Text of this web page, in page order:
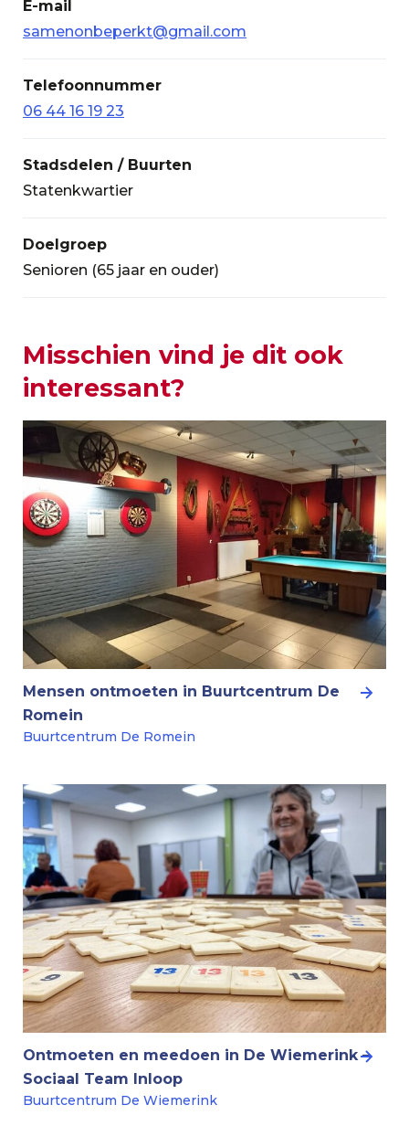
E-mail
samenonbeperkt@gmail.com
Telefoonnummer
06 44 16 19 23
Stadsdelen / Buurten
Statenkwartier
Doelgroep
Senioren (65 jaar en ouder)
Misschien vind je dit ook
interessant?
Mensen ontmoeten in Buurtcentrum De
Romein
Buurtcentrum De Romein
Ontmoeten en meedoen in De Wiemerink –
Sociaal Team Inloop
Buurtcentrum De Wiemerink